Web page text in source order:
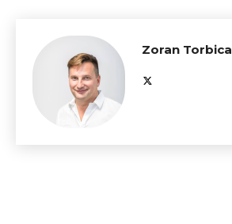
Zoran Torbica